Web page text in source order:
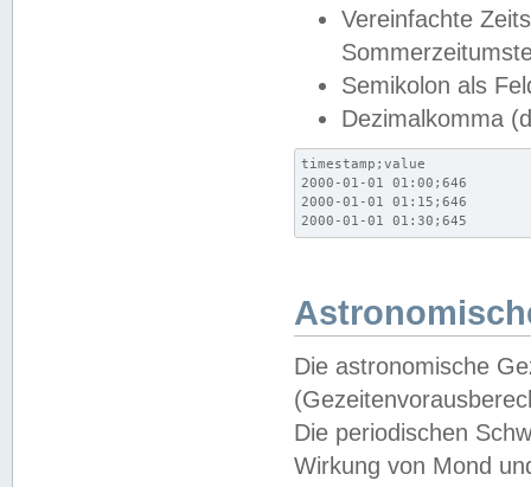
Vereinfachte
Semikolon als
Dezimalkomma
timestamp;value
2000-01-01 01:00;646
2000-01-01 01:15;646
2000-01-01 01:30;645
Die astronomische
Die periodischen
Wirkung von Mond